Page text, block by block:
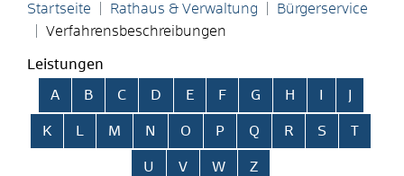
Startseite Rathaus & Verwaltung
Bürgerservice
Verfahrensbeschreibungen
Leistungen
Alphabetisches Register überspringen
A B C D E F G H
K L M N O P Q R S T
U V W Z